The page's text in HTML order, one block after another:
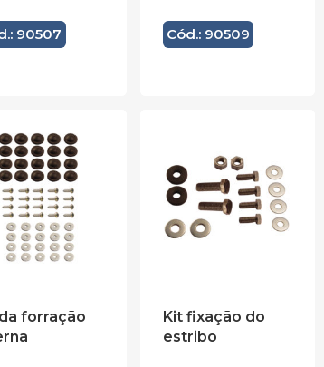
90507 Cód.: 90509
forração
Kit fixação do
estribo